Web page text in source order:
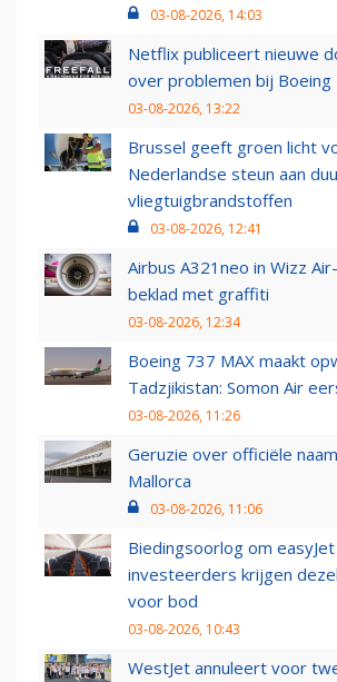
03-08-2026, 14:03
Netflix publiceert nieuwe
over problemen bij Boeing
03-08-2026, 13:22
Brussel geeft groen licht
Nederlandse steun aan
vliegtuigbrandstoffen
03-08-2026, 12:41
Airbus A321neo in Wizz
beklad met graffiti
03-08-2026, 12:34
Boeing 737 MAX maakt
Tadzjikistan: Somon Air
03-08-2026, 11:26
Geruzie over officiële
Mallorca
03-08-2026, 11:06
Biedingsoorlog om
investeerders krijgen
voor bod
03-08-2026, 10:43
WestJet annuleert voor